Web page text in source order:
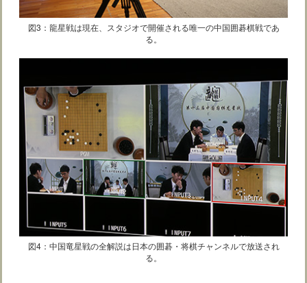
図3：龍星戦は現在、スタジオで開催される唯一の中国囲碁棋戦であ
る。
図4：中国竜星戦の全解説は日本の囲碁・将棋チャンネルで放送され
る。